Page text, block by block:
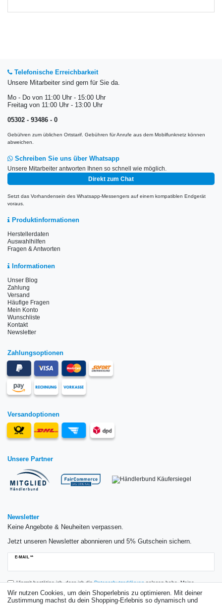
Telefonische Erreichbarkeit
Unsere Mitarbeiter sind gern für Sie da.
Mo - Do von 11:00 Uhr - 15:00 Uhr
Freitag von 11:00 Uhr - 13:00 Uhr
05302 - 93486 - 0
Gebühren zum üblichen Ortstarif. Gebühren für Anrufe aus dem Mobilfunknetz können
abweichen.
Schreiben Sie uns über Whatsapp
Unsere Mitarbeiter antworten Ihnen so schnell wie möglich.
Direkt zum Chat
Setzt das Vorhandensein des Whatsapp-Messengers auf einem kompatiblen Endgerät
voraus.
Produktinformationen
Herstellerdaten
Auswahlhilfen
Fragen & Antworten
Informationen
Unser Blog
Zahlung
Versand
Häufige Fragen
Mein Konto
Wunschliste
Kontakt
Newsletter
Zahlungsoptionen
Versandoptionen
Unsere Partner
Newsletter
Keine Angebote & Neuheiten verpassen.
Jetzt unseren Newsletter abonnieren und 5% Gutschein sichern.
E-MAIL **
Newsletter
Hiermit bestätige ich, dass ich dieDaten­schutz­erklärunggelesen habe. Meine
Einwilligung kann ich jederzeit widerrufen.**
Wir nutzen Cookies, um dein Shoperlebnis zu optimieren. Mit deiner
Zustimmung machst du dein Shopping-Erlebnis so dynamisch und